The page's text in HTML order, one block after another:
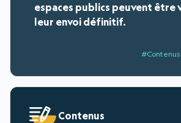
espaces publics peuvent être
leur envoi définitif.
Contenus